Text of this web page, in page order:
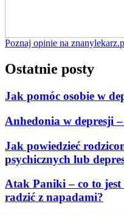
Poznaj opinie na
Ostatnie posty
Jak pomóc osobie w
Anhedonia w depresji
Jak powiedzieć
psychicznych lub
Atak Paniki – co to
radzić z napadami?